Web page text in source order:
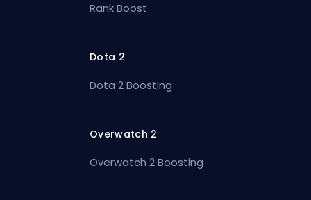
Rank Boost
Dota 2
Dota 2 Boosting
Overwatch 2
Overwatch 2 Boosting